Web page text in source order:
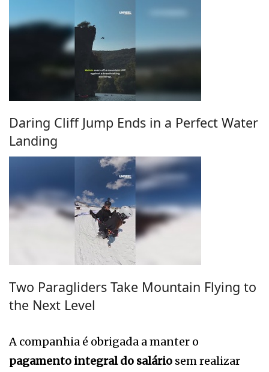
Daring Cliff Jump Ends in a Perfect Water
Landing
Two Paragliders Take Mountain Flying to
the Next Level
A companhia é obrigada a manter o
pagamento integral do salário sem realizar